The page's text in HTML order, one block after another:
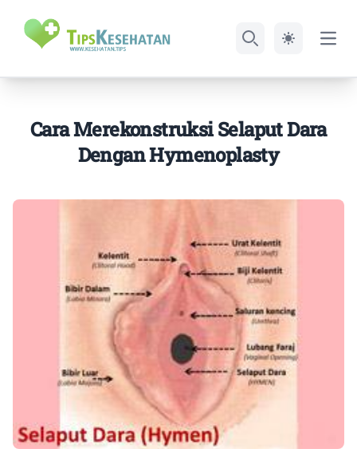
Cara Merekonstruksi Selaput Dara
Dengan Hymenoplasty